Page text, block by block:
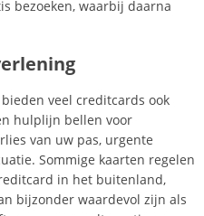
bezoeken, waarbij daarna
veel creditcards ook
hulplijn bellen voor
van uw pas, urgente
Sommige kaarten regelen
in het buitenland,
bijzonder waardevol zijn als